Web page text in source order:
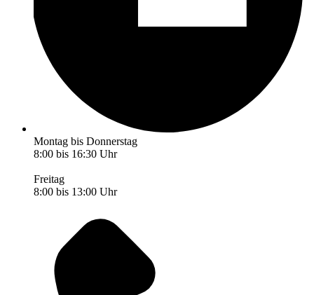
Montag bis Donnerstag
8:00 bis 16:30 Uhr
Freitag
8:00 bis 13:00 Uhr